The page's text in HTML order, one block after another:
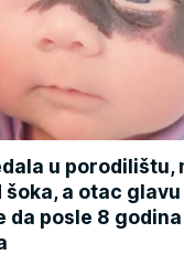
u porodilištu,
a otac
da posle 8